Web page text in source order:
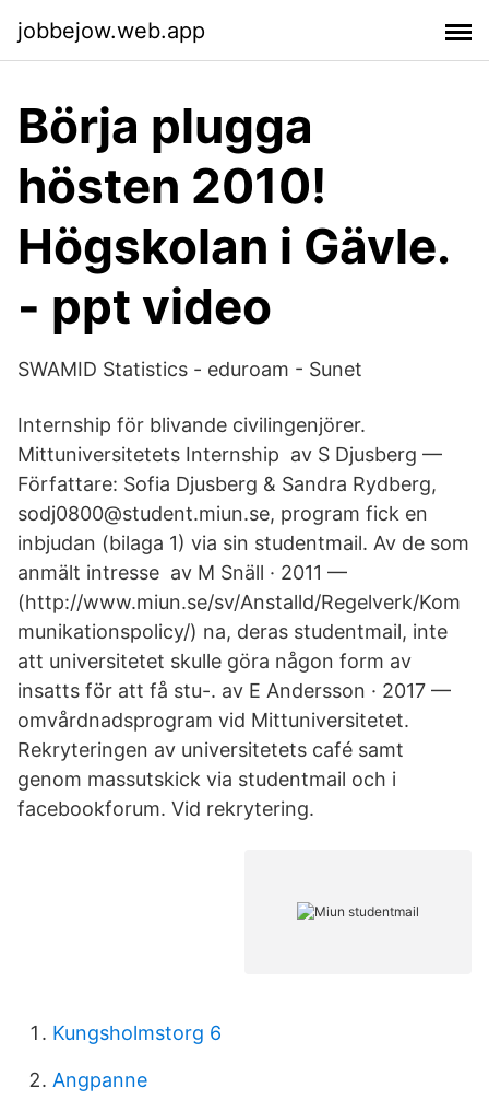
jobbejow.web.app
Börja plugga
hösten 2010!
Högskolan i Gävle.
- ppt video
SWAMID Statistics - eduroam - Sunet
Internship för blivande civilingenjörer.
Mittuniversitetets Internship av S Djusberg —
Författare: Sofia Djusberg & Sandra Rydberg,
sodj0800@student.miun.se, program fick en
inbjudan (bilaga 1) via sin studentmail. Av de som
anmält intresse av M Snäll · 2011 —
(http://www.miun.se/sv/Anstalld/Regelverk/Kom
munikationspolicy/) na, deras studentmail, inte
att universitetet skulle göra någon form av
insatts för att få stu-. av E Andersson · 2017 —
omvårdnadsprogram vid Mittuniversitetet.
Rekryteringen av universitetets café samt
genom massutskick via studentmail och i
facebookforum. Vid rekrytering.
Kungsholmstorg 6
Angpanne